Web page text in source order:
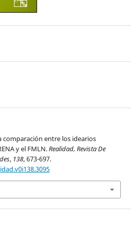
comparación entre los idearios
y el FMLN.Realidad, Revista De
, 138, 673-697.